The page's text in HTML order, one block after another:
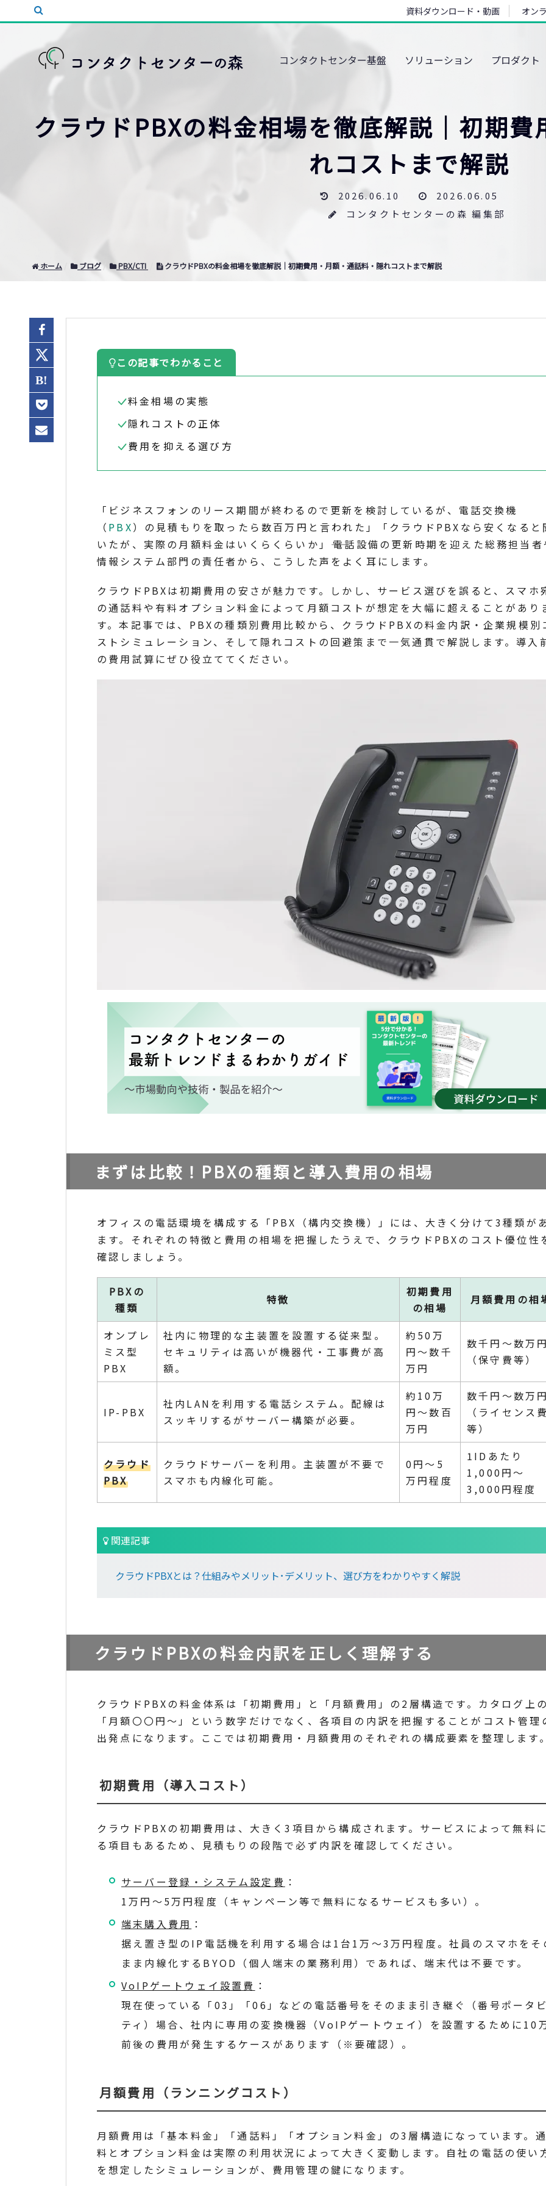
資料ダウンロード・動画 オン
コンタクトセンター基盤 ソリューション プロダクト
クラウドPBXの料金相場を徹底解説｜初期
れコストまで解説
2026.06.10
2026.06.05
コンタクトセンターの森 編集部
ホーム ブログ PBX/CTI クラウドPBXの料金相場を徹底解説｜初期費用・月額・通話料・隠れコストまで解説
この記事でわかること
料金相場の実態
隠れコストの正体
費用を抑える選び方
「ビジネスフォンのリース期間が終わるので更新を検討しているが、電話交換機
（ PBX）の見積もりを取ったら数百万円と言われた」「クラウドPBXなら安くなると
いたが、実際の月額料金はいくらくらいか」――電話設備の更新時期を迎えた総務担当
情報システム部門の責任者から、こうした声をよく耳にします。
クラウドPBXは初期費用の安さが魅力です。しかし、サービス選びを誤ると、スマホ
の通話料や有料オプション料金によって月額コストが想定を大幅に超えることがあり
す。本記事では、PBXの種類別費用比較から、クラウドPBXの料金内訳・企業規模別
ストシミュレーション、そして隠れコストの回避策まで一気通貫で解説します。導入
の費用試算にぜひ役立ててください。
まずは比較！PBXの種類と導入費用の相場
オフィスの電話環境を構成する「PBX（構内交換機）」には、大きく分けて3種類が
ます。それぞれの特徴と費用の相場を把握したうえで、クラウドPBXのコスト優位性
確認しましょう。
PBXの
種類
特徴
初期費用
の相場
月額費用の相
オンプレ
ミス型
PBX
社内に物理的な主装置を設置する従来型。
セキュリティは高いが機器代・工事費が高
額。
約50万
円〜数千
万円
数千円〜数万
（保守費等）
IP-PBX
社内LANを利用する電話システム。配線は
スッキリするがサーバー構築が必要。
約10万
円〜数百
万円
数千円〜数万
（ライセンス
等）
クラウド
PBX
クラウドサーバーを利用。主装置が不要で
スマホも内線化可能。
0円〜5
万円程度
1IDあたり
1,000円〜
3,000円程度
関連記事
クラウドPBXとは？仕組みやメリット･デメリット、選び方をわかりやすく解説
クラウドPBXの料金内訳を正しく理解する
クラウドPBXの料金体系は「初期費用」と「月額費用」の2層構造です。カタログ上
「月額〇〇円〜」という数字だけでなく、各項目の内訳を把握することがコスト管理
出発点になります。ここでは初期費用・月額費用のそれぞれの構成要素を整理します
初期費用（導入コスト）
クラウドPBXの初期費用は、大きく3項目から構成されます。サービスによって無料
る項目もあるため、見積もりの段階で必ず内訳を確認してください。
サーバー登録・システム設定費 ：
1万円〜5万円程度（キャンペーン等で無料になるサービスも多い）。
端末購入費用 ：
据え置き型のIP電話機を利用する場合は1台1万〜3万円程度。社員のスマホをそ
まま内線化するBYOD（個人端末の業務利用）であれば、端末代は不要です。
VoIPゲートウェイ設置費 ：
現在使っている「03」「06」などの電話番号をそのまま引き継ぐ（番号ポータ
ティ）場合、社内に専用の変換機器（VoIPゲートウェイ）を設置するために10
前後の費用が発生するケースがあります（※要確認）。
月額費用（ランニングコスト）
月額費用は「基本料金」「通話料」「オプション料金」の3層構造になっています。
料とオプション料金は実際の利用状況によって大きく変動します。自社の電話の使い
を想定したシミュレーションが、費用管理の鍵になります。